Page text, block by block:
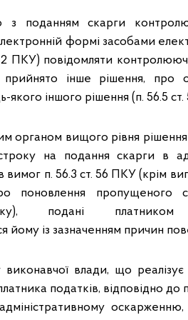
з поданням скарги
формі засобами
ПКУ) повідомляти
прийнято інше рішення, про
якого іншого рішення (п. 56.5
органом вищого рівня
на подання скарги в
п. 56.3 ст. 56 ПКУ (крім
поновлення пропущеного
подані
йому із зазначенням причин
виконавчої влади, що
податків, відповідно